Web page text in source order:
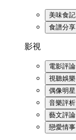
美味食記
食譜分享
影視
電影評論
視聽娛樂
偶像明星
音樂評析
藝文評論
戀愛情事